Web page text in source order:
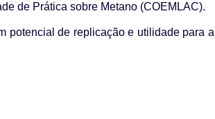
de Prática sobre Metano (COEMLAC).
potencial de replicação e utilidade para a